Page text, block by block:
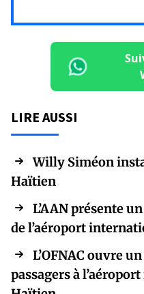
LIRE AUSSI
Willy Siméon
Haïtien
L’AAN présente
de l’aéroport
L’OFNAC ouvre
passagers à